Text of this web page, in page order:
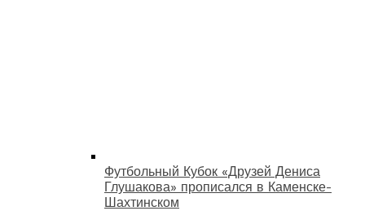
Футбольный Кубок «Друзей Дениса
Глушакова» прописался в Каменске-
Шахтинском